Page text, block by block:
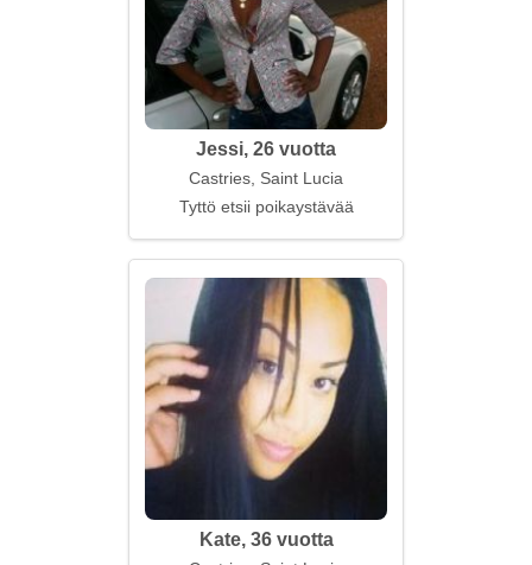
Jessi, 26 vuotta
Castries, Saint Lucia
Tyttö etsii poikaystävää
Kate, 36 vuotta